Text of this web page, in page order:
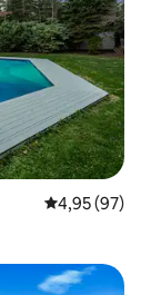
4,95 de uma
4,95 (97)